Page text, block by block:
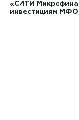
«СИТИ
инвестициям МФО